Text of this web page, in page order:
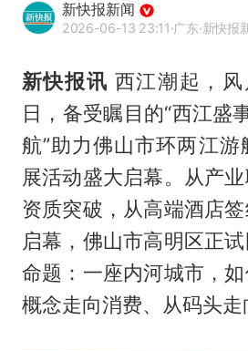
新快报新闻
2026-06-13 23:11·广东·新快报新
新快报讯 西江潮起，
日，备受瞩目的“西江盛
航”助力佛山市环两江
展活动盛大启幕。从产
资质突破，从高端酒店
启幕，佛山市高明区正
命题：一座内河城市，
概念走向消费、从码头走